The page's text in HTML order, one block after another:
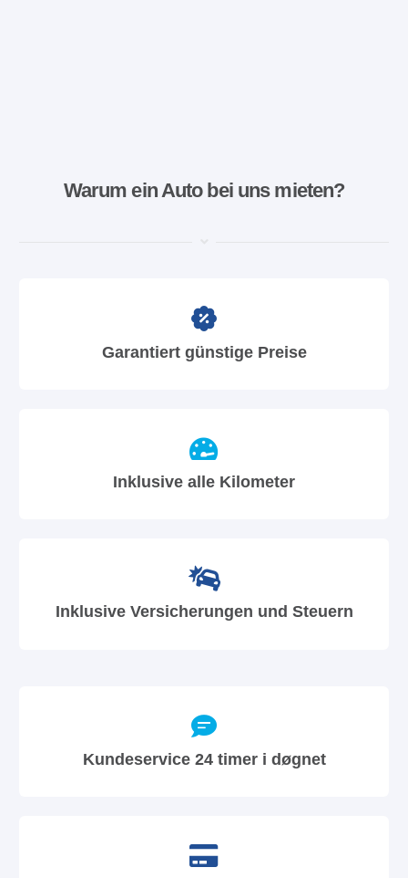
Warum ein Auto bei uns mieten?
Garantiert günstige Preise
Inklusive alle Kilometer
Inklusive Versicherungen und Steuern
Kundeservice 24 timer i døgnet